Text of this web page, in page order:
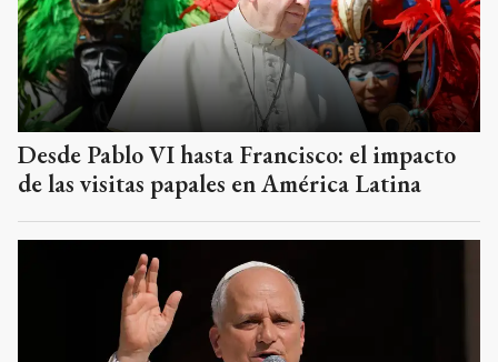
Desde Pablo VI hasta Francisco: el impacto
de las visitas papales en América Latina